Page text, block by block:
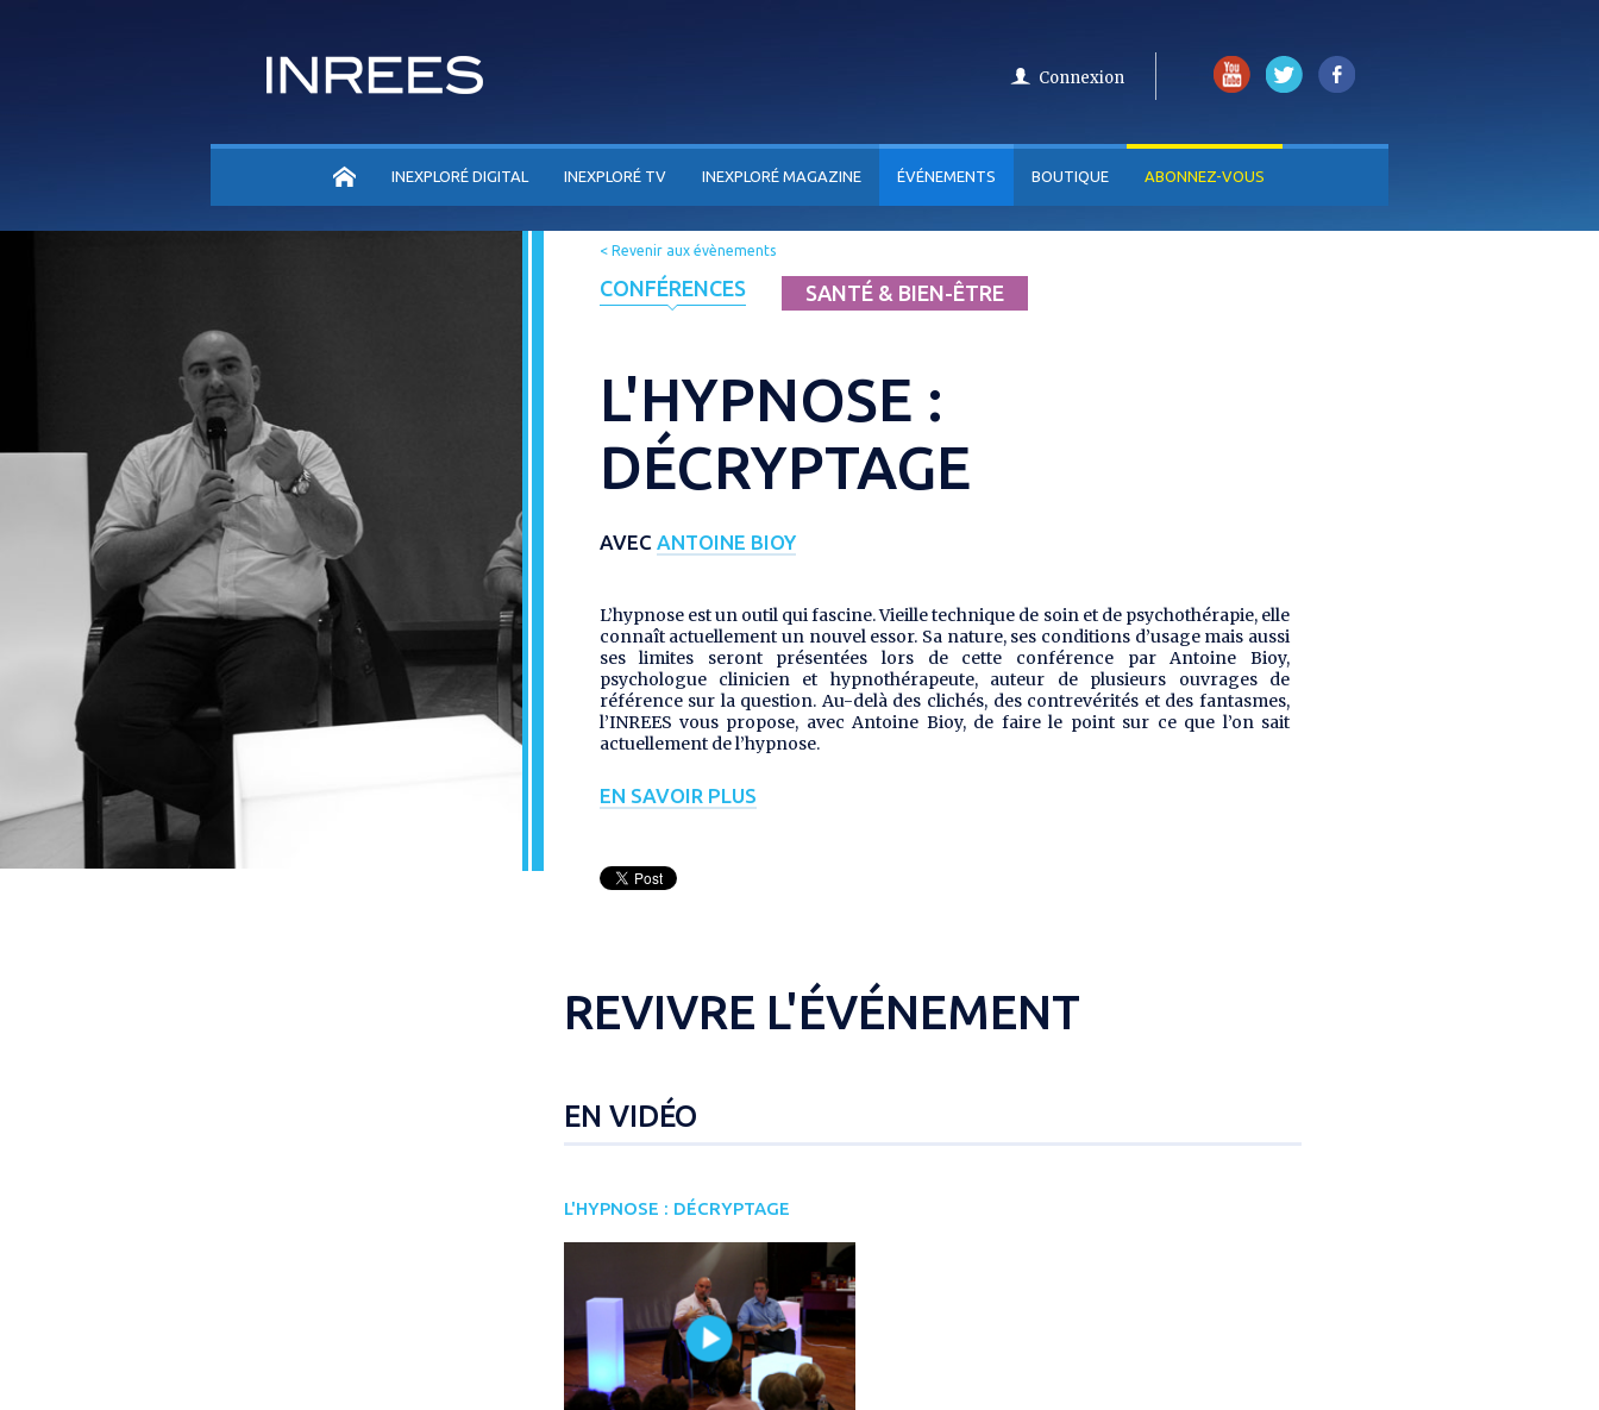
Connexion
ACCUEILINEXPLORÉ DIGITAL INEXPLORÉ TV INEXPLORÉ MAGAZINE ÉVÉNEMENTS BOUTIQUE ABONNEZ-VOUS
< Revenir aux évènements
CONFÉRENCES SANTÉ & BIEN-ÊTRE
L'HYPNOSE :
DÉCRYPTAGE
AVEC ANTOINE BIOY
L’hypnose est un outil qui fascine. Vieille technique de soin et de psychothérapie, elle
connaît actuellement un nouvel essor. Sa nature, ses conditions d’usage mais aussi
ses limites seront présentées lors de cette conférence par Antoine Bioy,
psychologue clinicien et hypnothérapeute, auteur de plusieurs ouvrages de
référence sur la question. Au-delà des clichés, des contrevérités et des fantasmes,
l’INREES vous propose, avec Antoine Bioy, de faire le point sur ce que l’on sait
actuellement de l’hypnose.
EN SAVOIR PLUS
REVIVRE L'ÉVÉNEMENT
EN VIDÉO
L'HYPNOSE : DÉCRYPTAGE